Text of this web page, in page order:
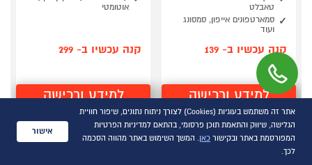
טאבלט
סמארטפונים אייפון, סמסונג
ועוד
קנה עכשיו ב- 139
למידע ורכישה
אוטומטי
קנה עכשיו ב- 299
למידע ורכישה
RELLE
RELLE
אתר זה משתמש בעוגיות (Cookies) לצורך ניתוח נתונים, שיפור חוויית
הגלישה, שיווק והתאמת תוכן פרסומי, בהתאם למדיניות הפרטיות
המפורסמת באתר ובקישור כאן. המשך השימוש באתר מהווה הסכמה
לכך.
אישור